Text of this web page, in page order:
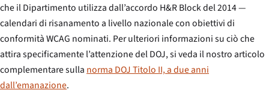
che il Dipartimento utilizza dall’accordo H&R Block del 2014 —
calendari di risanamento a livello nazionale con obiettivi di
conformità WCAG nominati. Per ulteriori informazioni su ciò che
attira specificamente l’attenzione del DOJ, si veda il nostro articolo
complementare sulla norma DOJ Titolo II, a due anni
dall’emanazione.